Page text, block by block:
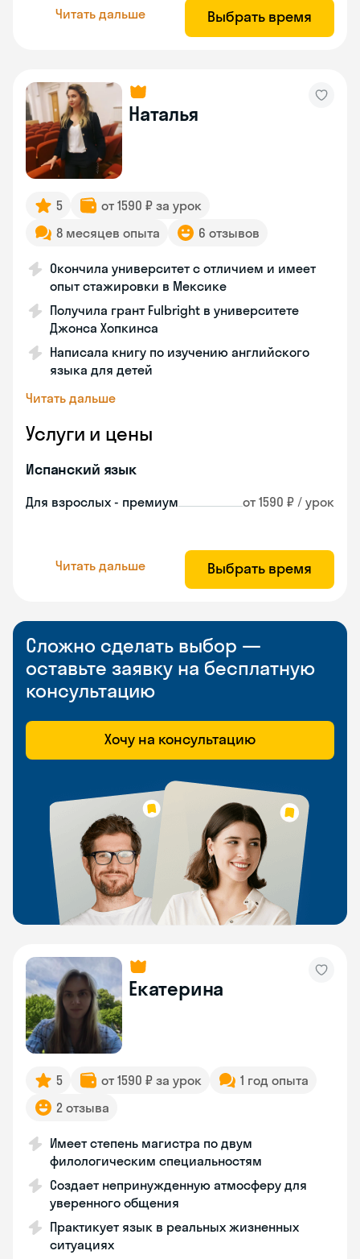
Читать дальше Выбрать время
Наталья
5
от 1590 ₽ за урок
8 месяцев опыта
6 отзывов
Окончила университет с отличием и имеет
опыт стажировки в Мексике
Получила грант Fulbright в университете
Джонса Хопкинса
Написала книгу по изучению английского
языка для детей
Читать дальше
Услуги и цены
Испанский язык
Для взрослых - премиум от 1590 ₽ / урок
Читать дальше Выбрать время
Сложно сделать выбор —
оставьте заявку на бесплатную
консультацию
Хочу на консультацию
Екатерина
5 от 1590 ₽ за урок
1 год опыта
2 отзыва
Имеет степень магистра по двум
филологическим специальностям
Создает непринужденную атмосферу для
уверенного общения
Практикует язык в реальных жизненных
ситуациях